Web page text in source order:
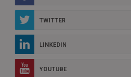
TWITTER
LINKEDIN
YOUTUBE